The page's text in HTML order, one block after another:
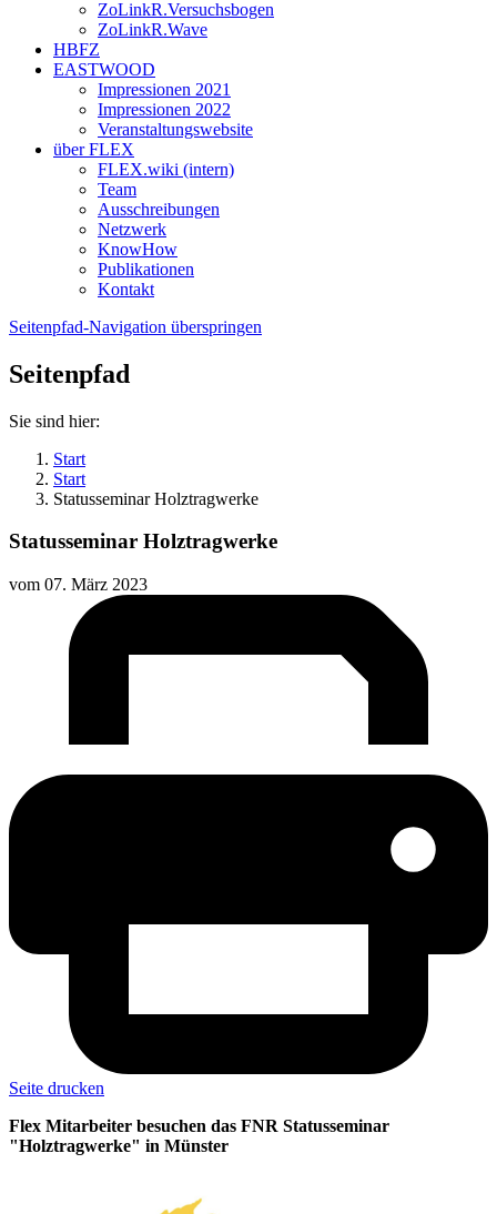
ZoLinkR.Versuchsbogen
ZoLinkR.Wave
HBFZ
EASTWOOD
Impressionen 2021
Impressionen 2022
Veranstaltungswebsite
über FLEX
FLEX.wiki (intern)
Team
Ausschreibungen
Netzwerk
KnowHow
Publikationen
Kontakt
Seitenpfad-Navigation überspringen
Seitenpfad
Sie sind hier:
Start
Start
Statusseminar Holztragwerke
Statusseminar Holztragwerke
vom 07. März 2023
Seite drucken
Flex Mitarbeiter besuchen das FNR Statusseminar
"Holztragwerke" in Münster